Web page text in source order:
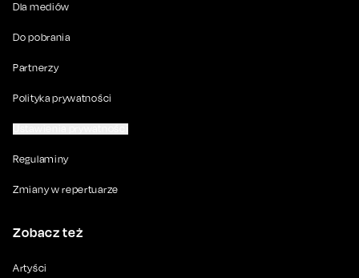
Dla mediów
Do pobrania
Partnerzy
Polityka prywatności
Regulaminy
Zmiany w repertuarze
Zobacz też
Artyści